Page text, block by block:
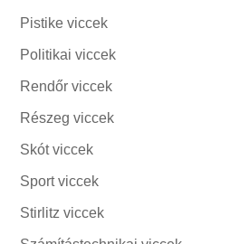
Pistike viccek
Politikai viccek
Rendőr viccek
Részeg viccek
Skót viccek
Sport viccek
Stirlitz viccek